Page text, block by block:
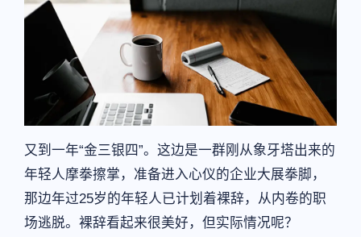
又到一年“金三银四”。这边是一群刚从象牙塔出来的
年轻人摩拳擦掌，准备进入心仪的企业大展拳脚，
那边年过25岁的年轻人已计划着裸辞，从内卷的职
场逃脱。裸辞看起来很美好，但实际情况呢？